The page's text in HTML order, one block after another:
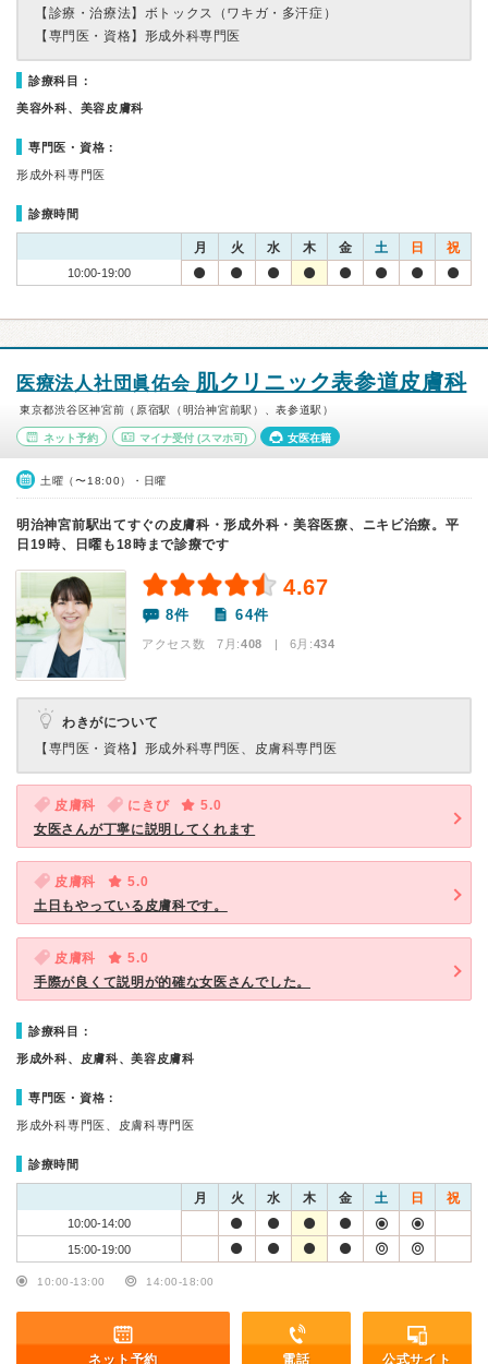
【診療・治療法】 ボトックス（ワキガ・多汗症）
【専門医・資格】 形成外科専門医
診療科目：
美容外科、美容皮膚科
専門医・資格：
形成外科専門医
診療時間
月 火 水 木 金 土 日 祝
10:00-19:00
医療法人社団眞佑会 肌クリニック表参道皮膚科
東京都渋谷区神宮前（原宿駅（明治神宮前駅）、表参道駅）
ネット予約 マイナ受付(スマホ可) 女医在籍
土曜（〜18:00）・日曜
明治神宮前駅出てすぐの皮膚科・形成外科・美容医療、ニキビ治療。平
日19時、日曜も18時まで診療です
4.67
8件 64件
アクセス数 7月:408 | 6月:434
わきがについて
【専門医・資格】 形成外科専門医、皮膚科専門医
皮膚科 にきび
5.0
女医さんが丁寧に説明してくれます
皮膚科
5.0
土日もやっている皮膚科です。
皮膚科
5.0
手際が良くて説明が的確な女医さんでした。
診療科目：
形成外科、皮膚科、美容皮膚科
専門医・資格：
形成外科専門医、皮膚科専門医
診療時間
月 火 水 木 金 土 日 祝
10:00-14:00
15:00-19:00
10:00-13:00 14:00-18:00
ネット予約 電話 公式サイト